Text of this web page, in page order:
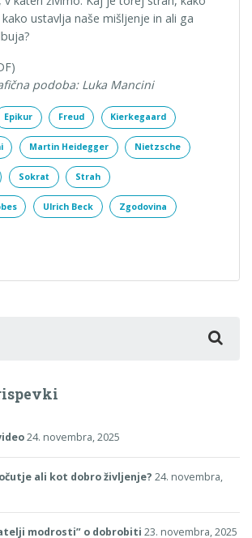
ustavlja naše mišljenje in ali ga
podoba: Luka Mancini
Epikur Freud Kierkegaard
Martin Heidegger Nietzsche
Sokrat Strah
Ulrich Beck Zgodovina
24. novembra, 2025
ali kot dobro življenje? 24. novembra,
modrosti” o dobrobiti 23. novembra, 2025